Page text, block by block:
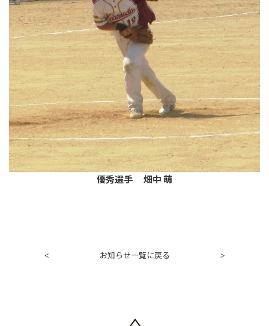
優秀選手 畑中 萌
< お知らせ一覧に戻る >